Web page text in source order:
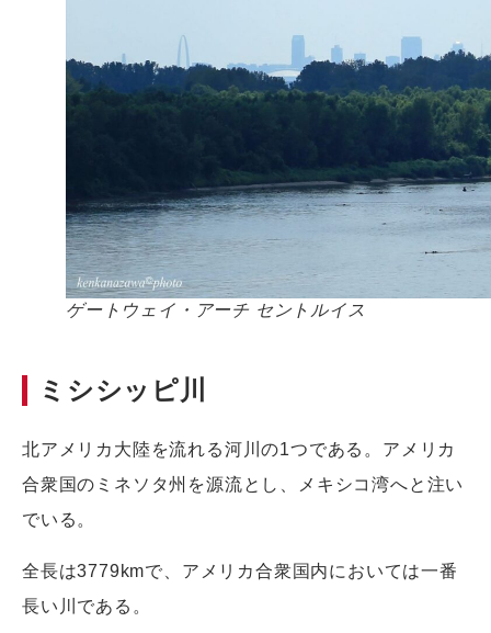
ゲートウェイ・アーチ セントルイス
ミシシッピ川
北アメリカ大陸を流れる河川の1つである。アメリカ
合衆国のミネソタ州を源流とし、メキシコ湾へと注い
でいる。
全長は3779kmで、アメリカ合衆国内においては一番
長い川である。